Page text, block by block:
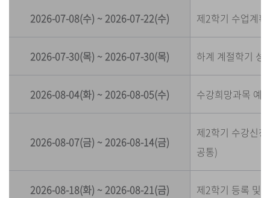
2026-07-08(수) ~ 2026-07-22(수) 제2학기 수업계
2026-07-30(목) ~ 2026-07-30(목) 하계 계절학기 성
2026-08-04(화) ~ 2026-08-05(수) 수강희망과목 예
2026-08-07(금) ~ 2026-08-14(금)
제2학기 수강신
공통)
2026-08-18(화) ~ 2026-08-21(금) 제2학기 등록 및